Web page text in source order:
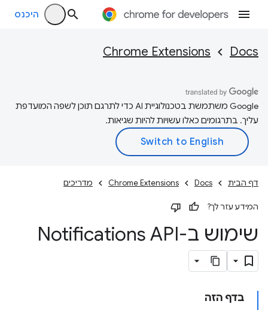
היכנס
Docs
Chrome Extensions
‫Google משתמשת בטכנולוגיית AI כדי לתרגם תוכן לשפה המועדפת
עליך. בתרגומים כאלו עשויות להיות שגיאות.
דף הבית Docs
Chrome Extensions מדריכים
המידע עזר לך?
שימוש ב-Notifications API
בדף הזה